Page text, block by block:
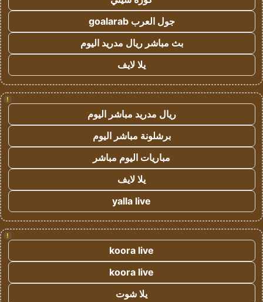
جول العرب goalarab
بث مباشر ريال مدريد اليوم
يلا لايف
!
ريال مدريد مباشر اليوم
برشلونة مباشر اليوم
مباريات اليوم مباشر
يلا لايف
yalla live
!
koora live
koora live
يلا شوت